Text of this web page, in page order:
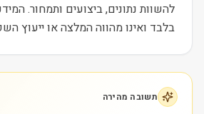
להשוות נתונים, ביצועים ותמחור.
בלבד ואינו מהווה המלצה או ייעוץ
תשובה מהירה